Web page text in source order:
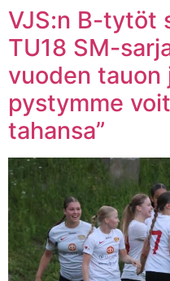
VJS:n B-tytöt
TU18 SM-
vuoden tauon
pystymme
tahansa”